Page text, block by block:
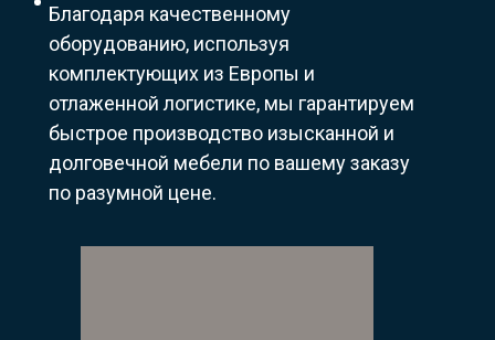
Благодаря качественному
оборудованию, используя
комплектующих из Европы и
отлаженной логистике, мы гарантируем
быстрое производство изысканной и
долговечной мебели по вашему заказу
по разумной цене.